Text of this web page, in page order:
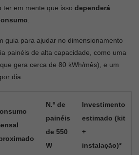
ter em mente que isso dependerá
guia para ajudar no dimensionamento
painéis de alta capacidade, como uma
gera cerca de 80 kWh/mês), e um
dia.
N.º de
painéis
de 550
W
Investimento
estimado (kit
+
instalação)*